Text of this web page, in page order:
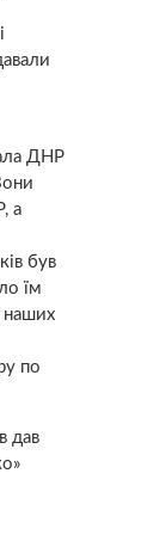
ДНР
а
був
їм
наших
по
дав